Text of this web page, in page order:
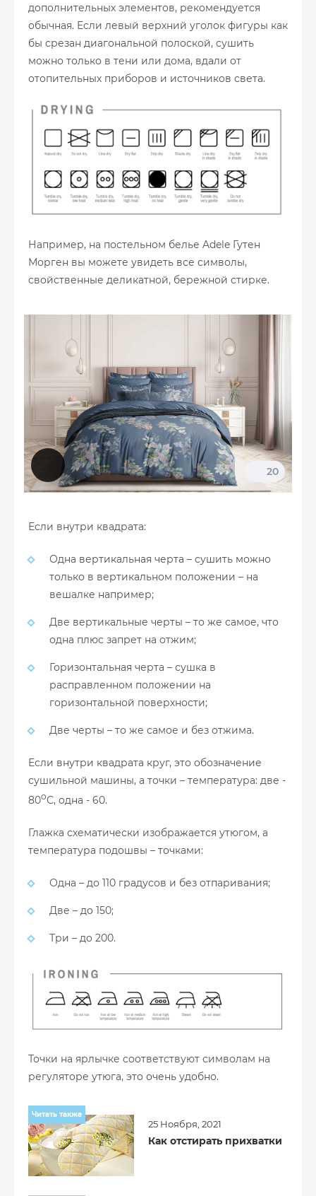
дополнительных элементов, рекомендуется
обычная. Если левый верхний уголок фигуры как
бы срезан диагональной полоской, сушить
можно только в тени или дома, вдали от
отопительных приборов и источников света.
Например, на постельном белье Adele Гутен
Морген вы можете увидеть все символы,
свойственные деликатной, бережной стирке.
20
Если внутри квадрата:
Одна вертикальная черта – сушить можно
только в вертикальном положении – на
вешалке например;
Две вертикальные черты – то же самое, что
одна плюс запрет на отжим;
Горизонтальная черта – сушка в
расправленном положении на
горизонтальной поверхности;
Две черты – то же самое и без отжима.
Если внутри квадрата круг, это обозначение
сушильной машины, а точки – температура: две -
80оС, одна - 60.
Глажка схематически изображается утюгом, а
температура подошвы – точками:
Одна – до 110 градусов и без отпаривания;
Две – до 150;
Три – до 200.
Точки на ярлычке соответствуют символам на
регуляторе утюга, это очень удобно.
Читать также
25 Ноября, 2021
Как отстирать прихватки